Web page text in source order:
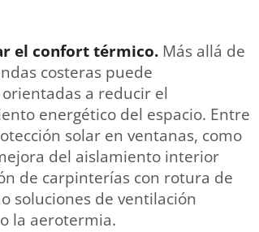
el confort térmico. Más allá de
costeras puede
a reducir el
energético del espacio. Entre
solar en ventanas, como
del aislamiento interior
de carpinterías con rotura de
soluciones de ventilación
la aerotermia.